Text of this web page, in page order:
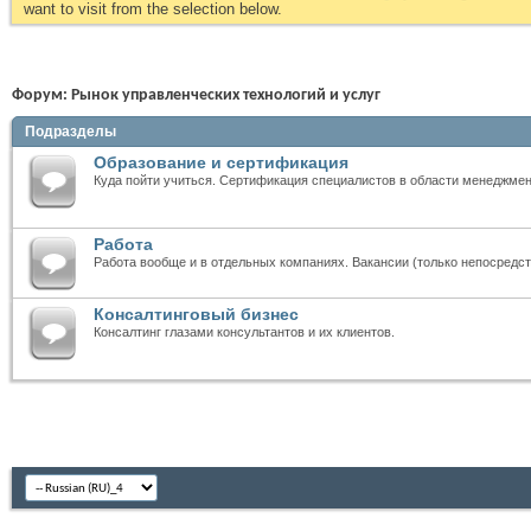
want to visit from the selection below.
Форум: Рынок управленческих технологий и услуг
Подразделы
Образование и сертификация
Куда пойти учиться. Сертификация специалистов в области
Работа
Работа вообще и в отдельных компаниях. Вакансии (только
Консалтинговый бизнес
Консалтинг глазами консультантов и их клиентов.